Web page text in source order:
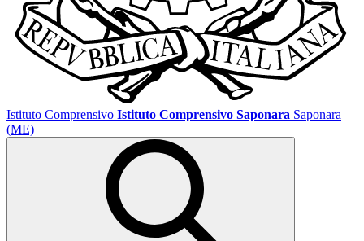
Istituto Comprensivo Istituto Comprensivo Saponara Saponara
(ME)